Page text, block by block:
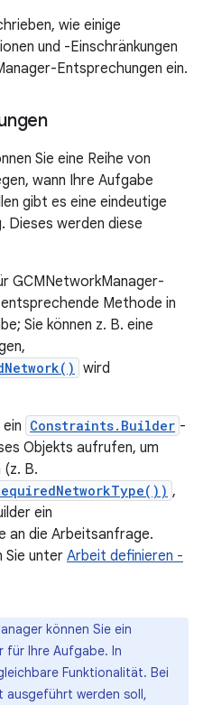
wie einige
und -Einschränkungen
Entsprechungen ein.
Sie eine Reihe von
wann Ihre Aufgabe
gibt es eine eindeutige
Dieses werden diese
GCMNetworkManager-
Methode in
Sie können z. B. eine
wird
Constraints.Builder -
Objekts aufrufen, um
(z. B.
,
ein
an die Arbeitsanfrage.
Sie unter Arbeit definieren -
können Sie ein
für Ihre Aufgabe. In
Funktionalität. Bei
ausgeführt werden soll,